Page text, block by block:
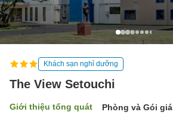
Khách sạn nghỉ dưỡng
The View Setouchi
Giới thiệu tổng quát Phòng và Gói giá